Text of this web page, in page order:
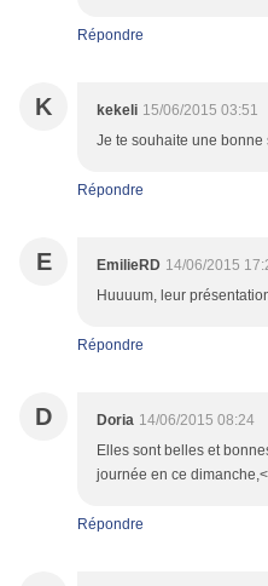
Répondre
K kekeli 15/06/2015 03:51
Je te souhaite une bonne
Répondre
E EmilieRD 14/06/2015
Huuuum, leur
Répondre
D Doria 14/06/2015 08:24
Elles sont belles et
journée en ce
Répondre